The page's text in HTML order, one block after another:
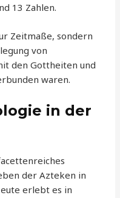
13 Zahlen.
Zeitmaße, sondern
von
den Gottheiten und
waren.
in der
der Azteken in
erlebt es in